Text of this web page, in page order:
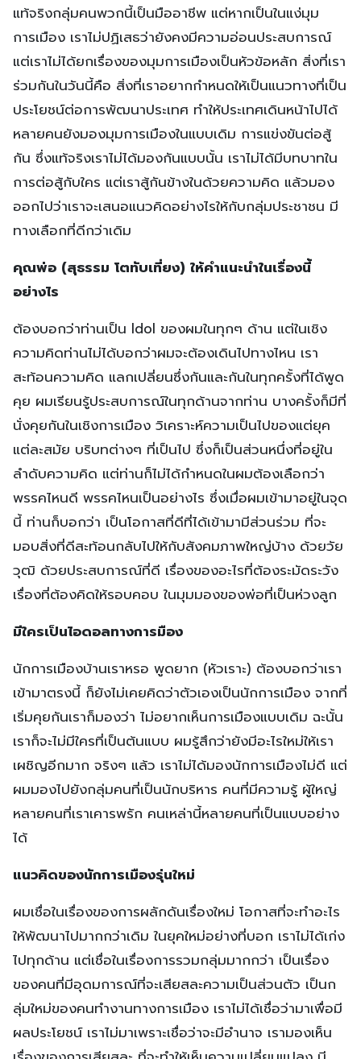
แท้จริงกลุ่มคนพวกนี้เป็นมืออาชีพ แต่หากเป็นในแง่มุม
การเมือง เราไม่ปฏิเสธว่ายังคงมีความอ่อนประสบการณ์
แต่เราไม่ได้ยกเรื่องของมุมการเมืองเป็นหัวข้อหลัก สิ่งที่เรา
ร่วมกันในวันนี้คือ สิ่งที่เราอยากกำหนดให้เป็นแนวทางที่เป็น
ประโยชน์ต่อการพัฒนาประเทศ ทำให้ประเทศเดินหน้าไปได้
หลายคนยังมองมุมการเมืองในแบบเดิม การแข่งขันต่อสู้
กัน ซึ่งแท้จริงเราไม่ได้มองกันแบบนั้น เราไม่ได้มีบทบาทใน
การต่อสู้กับใคร แต่เราสู้กันข้างในด้วยความคิด แล้วมอง
ออกไปว่าเราจะเสนอแนวคิดอย่างไรให้กับกลุ่มประชาชน มี
ทางเลือกที่ดีกว่าเดิม
คุณพ่อ (สุธรรม โตทับเที่ยง) ให้คำแนะนำในเรื่องนี้
อย่างไร
ต้องบอกว่าท่านเป็น Idol ของผมในทุกๆ ด้าน แต่ในเชิง
ความคิดท่านไม่ได้บอกว่าผมจะต้องเดินไปทางไหน เรา
สะท้อนความคิด แลกเปลี่ยนซึ่งกันและกันในทุกครั้งที่ได้พูด
คุย ผมเรียนรู้ประสบการณ์ในทุกด้านจากท่าน บางครั้งก็มีที่
นั่งคุยกันในเชิงการเมือง วิเคราะห์ความเป็นไปของแต่ยุค
แต่ละสมัย บริบทต่างๆ ที่เป็นไป ซึ่งก็เป็นส่วนหนึ่งที่อยู่ใน
ลำดับความคิด แต่ท่านก็ไม่ได้กำหนดในผมต้องเลือกว่า
พรรคไหนดี พรรคไหนเป็นอย่างไร ซึ่งเมื่อผมเข้ามาอยู่ในจุด
นี้ ท่านก็บอกว่า เป็นโอกาสที่ดีที่ได้เข้ามามีส่วนร่วม ที่จะ
มอบสิ่งที่ดีสะท้อนกลับไปให้กับสังคมภาพใหญ่บ้าง ด้วยวัย
วุฒิ ด้วยประสบการณ์ที่ดี เรื่องของอะไรที่ต้องระมัดระวัง
เรื่องที่ต้องคิดให้รอบคอบ ในมุมมองของพ่อที่เป็นห่วงลูก
มีใครเป็นไอดอลทางการมือง
นักการเมืองบ้านเราหรอ พูดยาก (หัวเราะ) ต้องบอกว่าเรา
เข้ามาตรงนี้ ก็ยังไม่เคยคิดว่าตัวเองเป็นนักการเมือง จากที่
เริ่มคุยกันเราก็มองว่า ไม่อยากเห็นการเมืองแบบเดิม ฉะนั้น
เราก็จะไม่มีใครที่เป็นต้นแบบ ผมรู้สึกว่ายังมีอะไรใหม่ให้เรา
เผชิญอีกมาก จริงๆ แล้ว เราไม่ได้มองนักการเมืองไม่ดี แต่
ผมมองไปยังกลุ่มคนที่เป็นนักบริหาร คนที่มีความรู้ ผู้ใหญ่
หลายคนที่เราเคารพรัก คนเหล่านี้หลายคนที่เป็นแบบอย่าง
ได้
แนวคิดของนักการเมืองรุ่นใหม่
ผมเชื่อในเรื่องของการผลักดันเรื่องใหม่ โอกาสที่จะทำอะไร
ให้พัฒนาไปมากกว่าเดิม ในยุคใหม่อย่างที่บอก เราไม่ได้เก่ง
ไปทุกด้าน แต่เชื่อในเรื่องการรวมกลุ่มมากกว่า เป็นเรื่อง
ของคนที่มีอุดมการณ์ที่จะเสียสละความเป็นส่วนตัว เป็นก
ลุ่มใหม่ของคนทำงานทางการเมือง เราไม่ได้เชื่อว่ามาเพื่อมี
ผลประโยชน์ เราไม่มาเพราะเชื่อว่าจะมีอำนาจ เรามองเห็น